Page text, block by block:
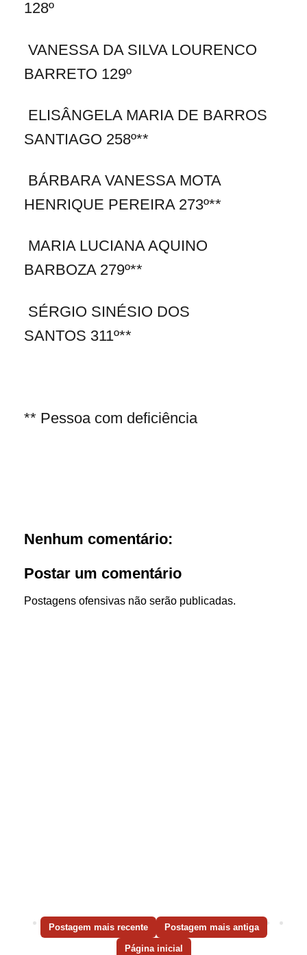
128º
VANESSA DA SILVA LOURENCO
BARRETO 129º
ELISÂNGELA MARIA DE BARROS
SANTIAGO 258º**
BÁRBARA VANESSA MOTA
HENRIQUE PEREIRA 273º**
MARIA LUCIANA AQUINO
BARBOZA 279º**
SÉRGIO SINÉSIO DOS
SANTOS 311º**
** Pessoa com deficiência
Nenhum comentário:
Postar um comentário
Postagens ofensivas não serão publicadas.
Postagem mais recente Postagem mais antiga
Página inicial